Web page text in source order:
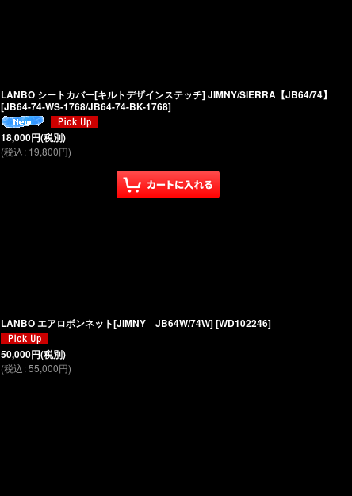
LANBO シートカバー[キルトデザインステッチ] JIMNY/SIERRA【JB64/74】
[JB64-74-WS-1768/JB64-74-BK-1768]
18,000円(税別)
(税込: 19,800円)
LANBO エアロボンネット[JIMNY JB64W/74W] [WD102246]
50,000円(税別)
(税込:55,000円)